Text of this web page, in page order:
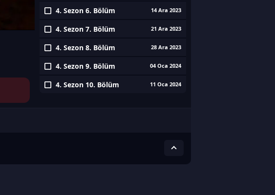
4. Sezon 6. Bölüm 14 Ara 2023
4. Sezon 7. Bölüm 21 Ara 2023
4. Sezon 8. Bölüm 28 Ara 2023
4. Sezon 9. Bölüm 04 Oca 2024
4. Sezon 10. Bölüm 11 Oca 2024